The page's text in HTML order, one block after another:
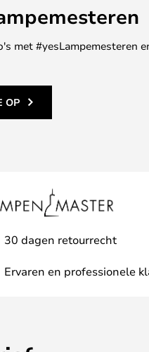
met #yesLampemesteren
OP
30 dagen retourrecht
Ervaren en professionele